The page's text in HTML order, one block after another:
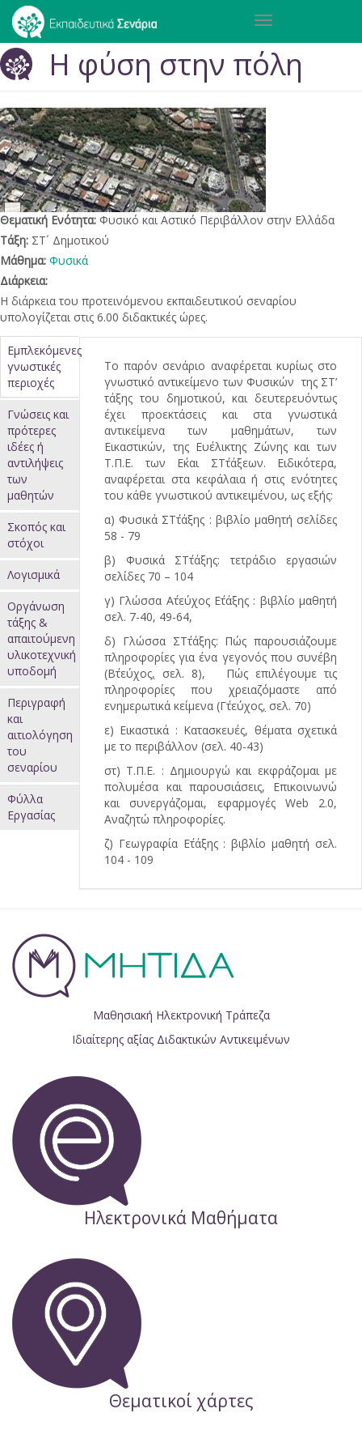
Παράκαμψη
προς
το
κυρίως
περιεχόμενο
Toggle
Η φύση στην πόλη
Θεματική Ενότητα: Φυσικό και Αστικό Περιβάλλον στην Ελλάδα
Τάξη: ΣΤ´ Δημοτικού
Μάθημα: Φυσικά
Διάρκεια:
Η διάρκεια του προτεινόμενου εκπαιδευτικού σεναρίου
υπολογίζεται στις 6.00 διδακτικές ώρες.
Κατακόρυφες
καρτέλες
Εμπλεκόμενες
γνωστικές
περιοχές
(ενεργή
καρτέλα)
Γνώσεις και
πρότερες
ιδέες ή
αντιλήψεις
των
μαθητών
Σκοπός και
στόχοι
Λογισμικά
Οργάνωση
τάξης &
απαιτούμενη
υλικοτεχνική
υποδομή
Περιγραφή
και
αιτιολόγηση
του
σεναρίου
Φύλλα
Εργασίας
Το παρόν σενάριο αναφέρεται κυρίως στο
γνωστικό αντικείμενο των Φυσικών της ΣΤ’
τάξης του δημοτικού, και δευτερευόντως
έχει προεκτάσεις και στα γνωστικά
αντικείμενα των μαθημάτων, των
Εικαστικών, της Ευέλικτης Ζώνης και των
Τ.Π.Ε. των Ε΄και ΣΤ΄τάξεων. Ειδικότερα,
αναφέρεται στα κεφάλαια ή στις ενότητες
του κάθε γνωστικού αντικειμένου, ως εξής:
α) Φυσικά ΣΤ΄τάξης : βιβλίο μαθητή σελίδες
58 - 79
β) Φυσικά ΣΤ΄τάξης: τετράδιο εργασιών
σελίδες 70 – 104
γ) Γλώσσα Α΄τεύχος Ε΄τάξης : βιβλίο μαθητή
σελ. 7-40, 49-64,
δ) Γλώσσα ΣΤ΄τάξης: Πώς παρουσιάζουμε
πληροφορίες για ένα γεγονός που συνέβη
(Β΄τεύχος, σελ. 8), Πώς επιλέγουμε τις
πληροφορίες που χρειαζόμαστε από
ενημερωτικά κείμενα (Γ΄τεύχος, σελ. 70)
ε) Εικαστικά : Κατασκευές, θέματα σχετικά
με το περιβάλλον (σελ. 40-43)
στ) Τ.Π.Ε. : Δημιουργώ και εκφράζομαι με
πολυμέσα και παρουσιάσεις, Επικοινωνώ
και συνεργάζομαι, εφαρμογές Web 2.0,
Αναζητώ πληροφορίες.
ζ) Γεωγραφία Ε΄τάξης : βιβλίο μαθητή σελ.
104 - 109
Μαθησιακή Ηλεκτρονική Τράπεζα
Ιδιαίτερης αξίας Διδακτικών Αντικειμένων
Ηλεκτρονικά Μαθήματα
Θεματικοί χάρτες